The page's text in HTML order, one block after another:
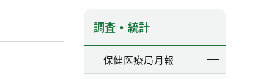
調査・統計
保健医療局月報